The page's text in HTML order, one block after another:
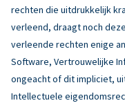
rechten die uitdrukkelijk
verleend, draagt noch
verleende rechten enige
Software, Vertrouwelijke
ongeacht of dit impliciet,
Intellectuele